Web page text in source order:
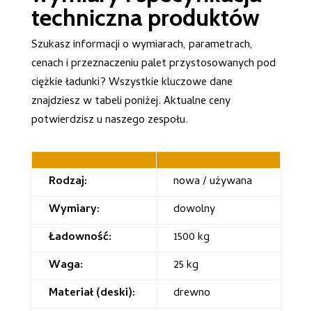
techniczna produktów
Szukasz informacji o wymiarach, parametrach,
cenach i przeznaczeniu palet przystosowanych pod
ciężkie ładunki? Wszystkie kluczowe dane
znajdziesz w tabeli poniżej. Aktualne ceny
potwierdzisz u naszego zespołu.
Rodzaj:
nowa / używana
Wymiary:
dowolny
Ładowność:
1500 kg
Waga:
25 kg
Materiał (deski):
drewno